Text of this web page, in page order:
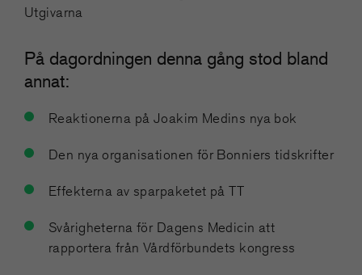
Utgivarna
På dagordningen denna gång stod bland
annat:
Reaktionerna på Joakim Medins nya bok
Den nya organisationen för Bonniers tidskrifter
Effekterna av sparpaketet på TT
Svårigheterna för Dagens Medicin att
rapportera från Vårdförbundets kongress